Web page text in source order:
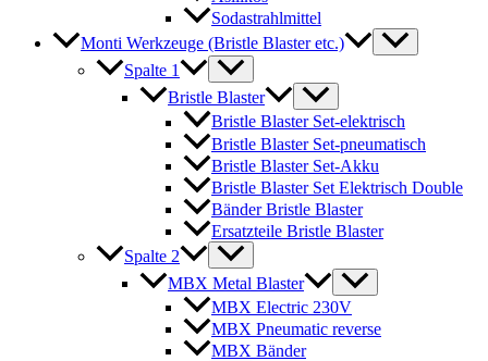
Sodastrahlmittel
Monti Werkzeuge (Bristle Blaster etc.)
Spalte 1
Bristle Blaster
Bristle Blaster Set-elektrisch
Bristle Blaster Set-pneumatisch
Bristle Blaster Set-Akku
Bristle Blaster Set Elektrisch Double
Bänder Bristle Blaster
Ersatzteile Bristle Blaster
Spalte 2
MBX Metal Blaster
MBX Electric 230V
MBX Pneumatic reverse
MBX Bänder